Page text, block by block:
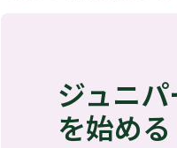
ジュニ
を始める